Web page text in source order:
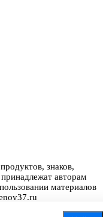
знаков,
авторам
материалов